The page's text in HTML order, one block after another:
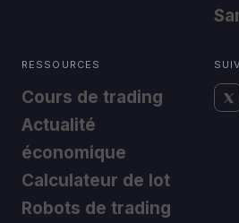
RESSOURCES
Cours de trading
Actualité
économique
Calculateur de lot
Robots de trading